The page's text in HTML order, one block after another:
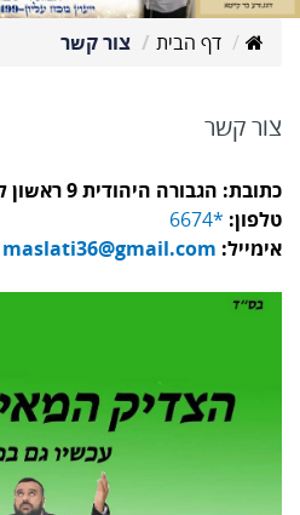
דף הבית צור קשר
צור קשר
כתובת: הגבורה היהודית 9 ראשון לציון
טלפון: *6674
אימייל: maslati36@gmail.com